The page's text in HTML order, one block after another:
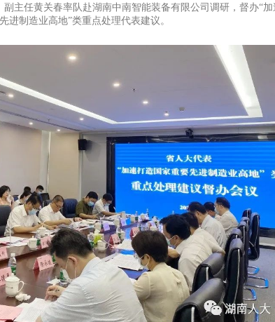
主任黄关春率队赴湖南中南智能装备有限公司调研，督办“加
进制造业高地”类重点处理代表建议。